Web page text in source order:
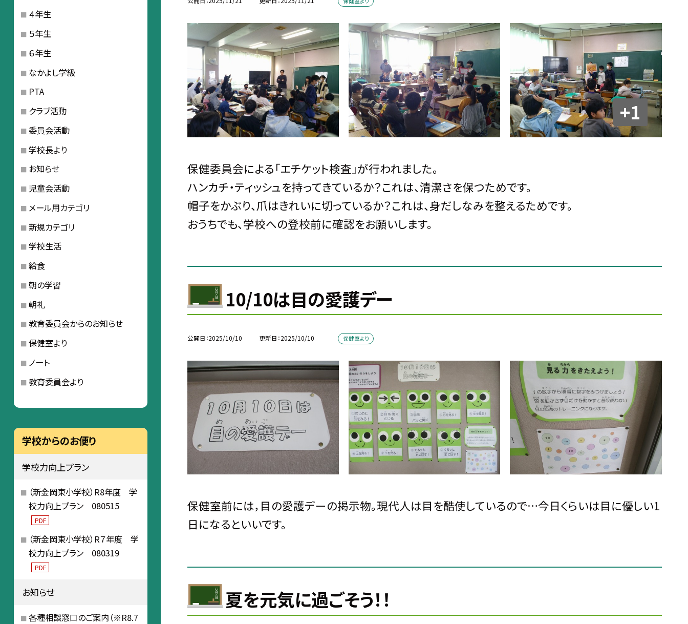
+1
保健委員会による「エチケット検査」が行われました。
ハンカチ・ティッシュを持ってきているか？これは、清潔さを保つためです。
帽子をかぶり、爪はきれいに切っているか？これは、身だしなみを整えるためです。
おうちでも、学校への登校前に確認をお願いします。
10/10は目の愛護デー
公開日 2025/10/10 更新日 2025/10/10 保健室より
保健室前には，目の愛護デーの掲示物。現代人は目を酷使しているので…今日くらいは目に優しい1
日になるといいです。
夏を元気に過ごそう！！
４年生
５年生
６年生
なかよし学級
PTA
クラブ活動
委員会活動
学校長より
お知らせ
児童会活動
メール用カテゴリ
新規カテゴリ
学校生活
給食
朝の学習
朝礼
教育委員会からのお知らせ
保健室より
ノート
教育委員会より
学校からのお便り
学校力向上プラン
（新金岡東小学校）R8年度 学
校力向上プラン 080515
PDF
（新金岡東小学校）R７年度 学
校力向上プラン 080319
PDF
お知らせ
各種相談窓口のご案内（※R8.7